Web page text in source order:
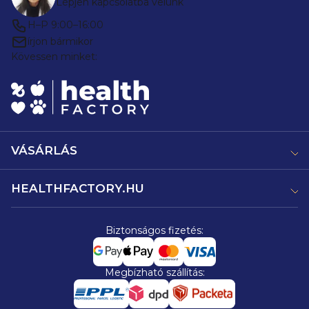
H–P 9:00–16:00
írjon bármikor
Kövessen minket:
VÁSÁRLÁS
HEALTHFACTORY.HU
Biztonságos fizetés:
Megbízható szállítás: